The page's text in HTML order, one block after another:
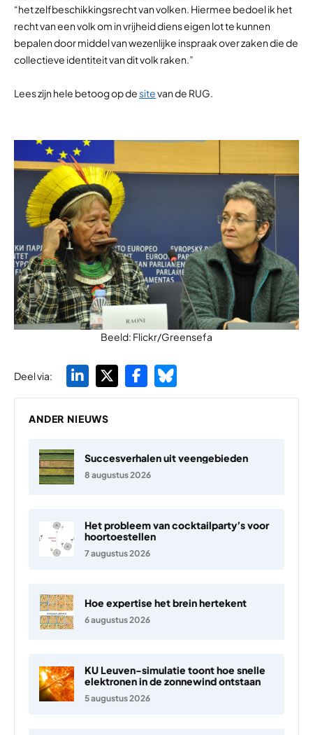
“het zelfbeschikkingsrecht van volken. Hiermee bedoel ik het
recht van een volk om in vrijheid diens eigen lot te kunnen
bepalen door middel van wezenlijke inspraak over zaken die de
collectieve identiteit van dit volk raken.”
Lees zijn hele betoog op desitevan de RUG.
Beeld: Flickr/Greensefa
Deel via:
ANDER NIEUWS
Succesverhalen uit veengebieden
8 augustus 2026
Het probleem van cocktailparty’s voor
hoortoestellen
7 augustus 2026
Hoe expertise het brein hertekent
6 augustus 2026
KU Leuven-simulatie toont hoe snelle
elektronen in de zonnewind ontstaan
5 augustus 2026